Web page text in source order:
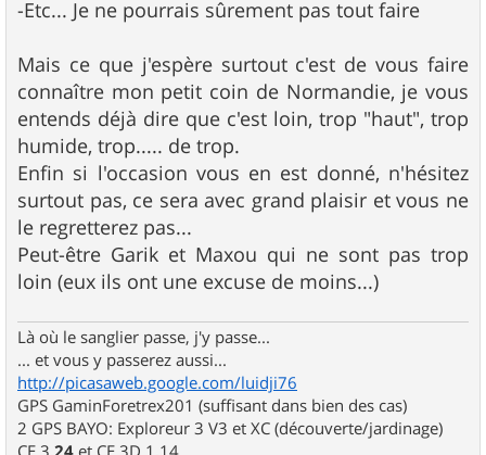
-Etc... Je ne pourrais sûrement pas tout faire
Mais ce que j'espère surtout c'est de vous faire
connaître mon petit coin de Normandie, je vous
entends déjà dire que c'est loin, trop "haut", trop
humide, trop..... de trop.
Enfin si l'occasion vous en est donné, n'hésitez
surtout pas, ce sera avec grand plaisir et vous ne
le regretterez pas...
Peut-être Garik et Maxou qui ne sont pas trop
loin (eux ils ont une excuse de moins...)
Là où le sanglier passe, j'y passe...
... et vous y passerez aussi...
http://picasaweb.google.com/luidji76
GPS GaminForetrex201 (suffisant dans bien des cas)
2 GPS BAYO: Exploreur 3 V3 et XC (découverte/jardinage)
CE 3.
et CE 3D 1.14